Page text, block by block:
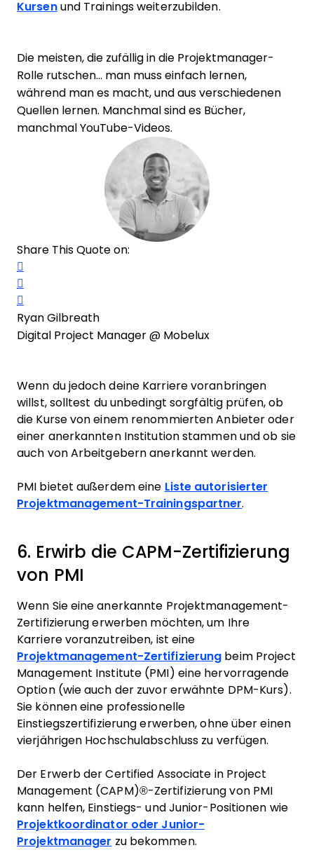
Kursenund Trainings weiterzubilden.
Die meisten, die zufällig in die Projektmanager-
Rolle rutschen… man muss einfach lernen,
während man es macht, und aus verschiedenen
Quellen lernen. Manchmal sind es Bücher,
manchmal YouTube-Videos.
Share This Quote on:
Ryan Gilbreath
Digital Project Manager @ Mobelux
Wenn du jedoch deine Karriere voranbringen
willst, solltest du unbedingt sorgfältig prüfen, ob
die Kurse von einem renommierten Anbieter oder
einer anerkannten Institution stammen und ob sie
auch von Arbeitgebern anerkannt werden.
PMI bietet außerdem eine Liste autorisierter
Projektmanagement-Trainingspartner.
6. Erwirb die CAPM-Zertifizierung
von PMI
Wenn Sie eine anerkannte Projektmanagement-
Zertifizierung erwerben möchten, um Ihre
Karriere voranzutreiben, ist eine
Projektmanagement-Zertifizierung beim Project
Management Institute (PMI) eine hervorragende
Option (wie auch der zuvor erwähnte DPM-Kurs).
Sie können eine professionelle
Einstiegszertifizierung erwerben, ohne über einen
vierjährigen Hochschulabschluss zu verfügen.
Der Erwerb der Certified Associate in Project
Management (CAPM)®-Zertifizierung von PMI
kann helfen, Einstiegs- und Junior-Positionen wie
Projektkoordinator oder Junior-
Projektmanager zu bekommen.